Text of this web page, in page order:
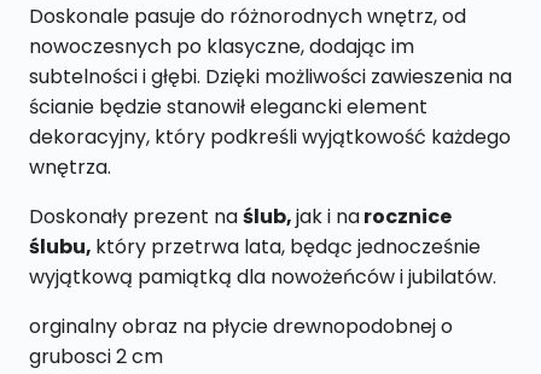
Doskonale pasuje do różnorodnych wnętrz, od
nowoczesnych po klasyczne, dodając im
subtelności i głębi. Dzięki możliwości zawieszenia na
ścianie będzie stanowił elegancki element
dekoracyjny, który podkreśli wyjątkowość każdego
wnętrza.
Doskonały prezent naślub,jak i narocznice
ślubu, który przetrwa lata, będąc jednocześnie
wyjątkową pamiątką dla nowożeńców i jubilatów.
orginalny obraz na płycie drewnopodobnej o
grubosci 2 cm